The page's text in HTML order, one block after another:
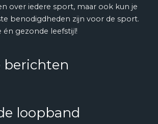
over iedere sport, maar ook kun je
benodigdheden zijn voor de sport.
gezonde leefstijl!
berichten
loopband